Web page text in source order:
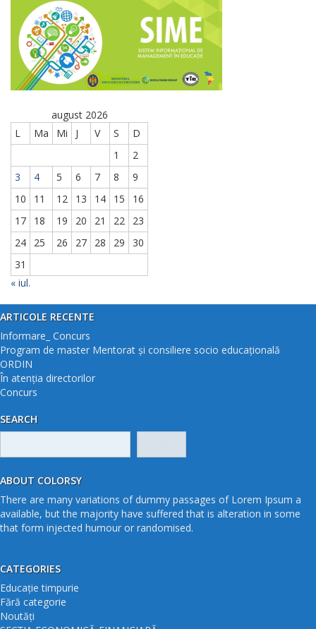
august 2026
L
Ma Mi J V S
D
1
2
3
4 5 6 7 8
9
10
11 12 13 14 15
16
17
18 19 20 21 22
23
24
25 26 27 28 29
30
31
« iul.
ARTICOLE RECENTE
Informare_ Concurs
Program de master Mentorat și consiliere socio educațională
ORDIN
În atenția directorilor
Concurs
SEARCH
ABOUT COLORSY
There are many variations of dummy passages of Lorem Ipsum a
available, but the majority have suffered that is alteration in some
that form injected humour or randomised.
CATEGORIES
Educație timpurie
Fără categorie
Noutăți